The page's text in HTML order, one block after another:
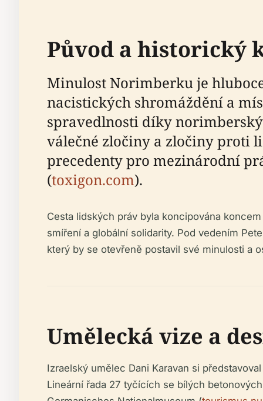
Původ a historický
Minulost Norimberku je
nacistických shromáždění a
spravedlnosti díky
válečné zločiny a zločiny proti
precedenty pro mezinárodní
(toxigon.com).
Cesta lidských práv byla koncipována
smíření a globální solidarity. Pod vedením
který by se otevřeně postavil své minulosti a
Umělecká vize a
Izraelský umělec Dani Karavan si
Lineární řada 27 tyčících se bílých